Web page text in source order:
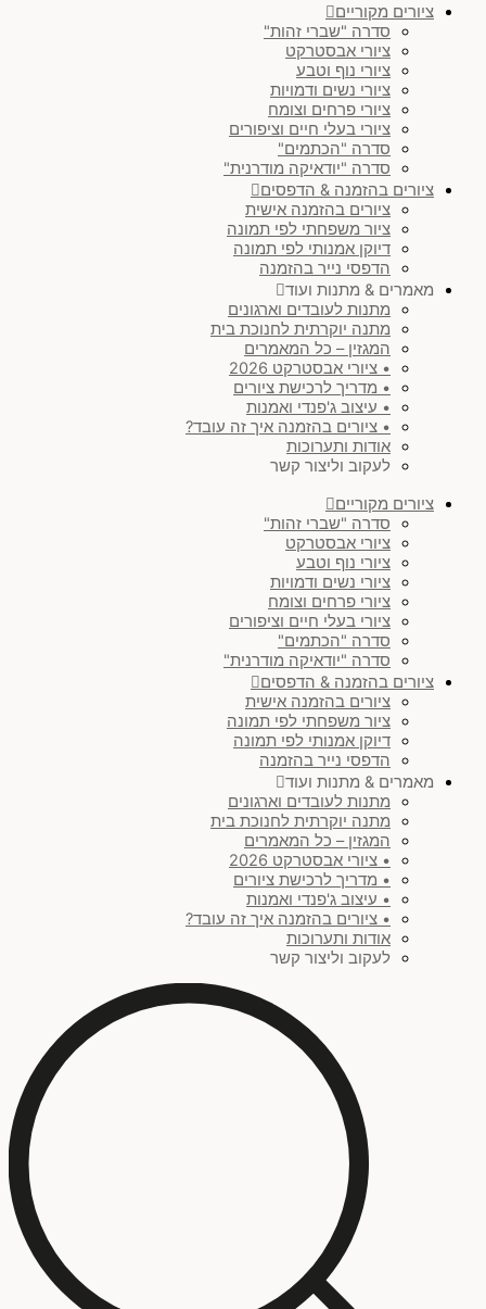
ציורים מקוריים
סדרה "שברי זהות"
ציורי אבסטרקט
ציורי נוף וטבע
ציורי נשים ודמויות
ציורי פרחים וצומח
ציורי בעלי חיים וציפורים
סדרה "הכתמים"
סדרה "יודאיקה מודרנית"
ציורים בהזמנה & הדפסים
ציורים בהזמנה אישית
ציור משפחתי לפי תמונה
דיוקן אמנותי לפי תמונה
הדפסי נייר בהזמנה
מאמרים & מתנות ועוד
מתנות לעובדים וארגונים
מתנה יוקרתית לחנוכת בית
המגזין – כל המאמרים
• ציורי אבסטרקט 2026
• מדריך לרכישת ציורים
• עיצוב ג'פנדי ואמנות
• ציורים בהזמנה איך זה עובד?
אודות ותערוכות
לעקוב וליצור קשר
ציורים מקוריים
סדרה "שברי זהות"
ציורי אבסטרקט
ציורי נוף וטבע
ציורי נשים ודמויות
ציורי פרחים וצומח
ציורי בעלי חיים וציפורים
סדרה "הכתמים"
סדרה "יודאיקה מודרנית"
ציורים בהזמנה & הדפסים
ציורים בהזמנה אישית
ציור משפחתי לפי תמונה
דיוקן אמנותי לפי תמונה
הדפסי נייר בהזמנה
מאמרים & מתנות ועוד
מתנות לעובדים וארגונים
מתנה יוקרתית לחנוכת בית
המגזין – כל המאמרים
• ציורי אבסטרקט 2026
• מדריך לרכישת ציורים
• עיצוב ג'פנדי ואמנות
• ציורים בהזמנה איך זה עובד?
אודות ותערוכות
לעקוב וליצור קשר